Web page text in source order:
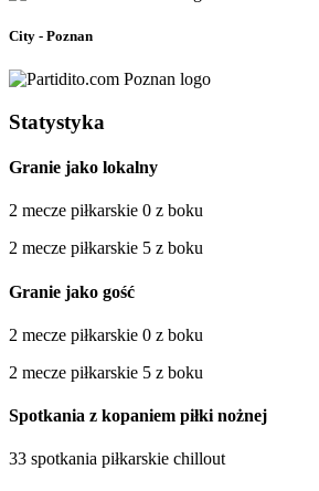
City - Poznan
Statystyka
Granie jako lokalny
2 mecze piłkarskie 0 z boku
2 mecze piłkarskie 5 z boku
Granie jako gość
2 mecze piłkarskie 0 z boku
2 mecze piłkarskie 5 z boku
Spotkania z kopaniem piłki nożnej
33 spotkania piłkarskie chillout